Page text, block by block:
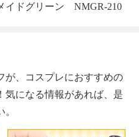
イドグリーン NMGR-210
が、コスプレにおすすめの
気になる情報があれば、是